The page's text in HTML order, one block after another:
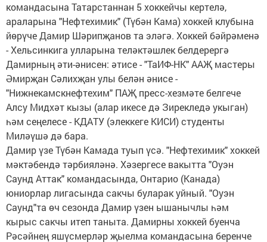
командасына Татарстаннан 5 хоккейчы кертелә,
араларына "Нефтехимик" (Түбән Кама) хоккей клубына
йөрүче Дамир Шәрипҗанов та эләгә. Хоккей бәйрәменә
- Хельсинкига улларына теләктәшлек белдерергә
Дамирның әти-әнисен: әтисе - "ТаИФ-НК" ААҖ мастеры
Әмирҗан Сәлихҗан улы белән әнисе -
"Нижнекамскнефтехим" ПАҖ пресс-хезмәте белгече
Алсу Мидхәт кызы (алар икесе дә Зирекледә укыган)
һәм сеңелесе - КДАТУ (элеккеге КИСИ) студенты
Миләүшә дә бара.
Дамир үзе Түбән Камада туып үсә. "Нефтехимик" хоккей
мәктәбендә тәрбияләнә. Хәзергесе вакытта "Оуэн
Саунд Аттак" командасында, Онтарио (Канада)
юниорлар лигасында сакчы буларак уйный. "Оуэн
Саунд"та өч сезонда Дамир үзен ышанычлы һәм
кырыс сакчы итеп таныта. Дамирны хоккей буенча
Рәсәйнең яшүсмерләр җыелма командасына беренче